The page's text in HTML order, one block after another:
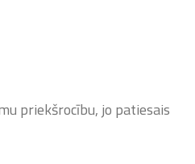
priekšrocību, jo patiesais